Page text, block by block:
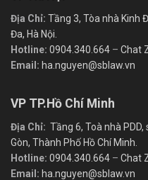
Địa Chỉ: Tầng 3, Tòa nhà Kinh
Đa, Hà Nội.
Hotline: 0904.340.664 – Chat
Email: ha.nguyen@sblaw.vn
VP TP.Hồ Chí Minh
Địa Chỉ: Tầng 6, Toà nhà
Gòn, Thành Phố Hồ Chí Minh.
Hotline: 0904.340.664 – Chat
Email: ha.nguyen@sblaw.vn